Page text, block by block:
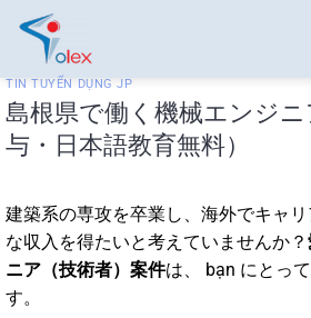
content
TIN TUYỂN DỤNG JP
島根県で働く機械エンジ
与・日本語教育無料）
建築系の専攻を卒業し、海外でキャ
な収入を得たいと考えていませんか？
ニア（技術者）案件は、 bạn にとっ
す。